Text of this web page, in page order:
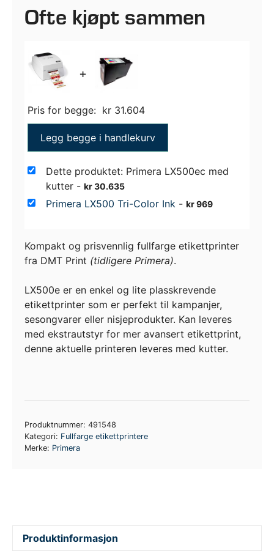
kutter
Ofte kjøpt sammen
+
Pris for begge: kr 31.604
Legg begge i handlekurv
Dette produktet: Primera LX500ec med
kutter - kr30.635
Primera LX500 Tri-Color Ink - kr969
Kompakt og prisvennlig fullfarge etikettprinter
fra DMT Print (tidligere Primera).
LX500e er en enkel og lite plasskrevende
etikettprinter som er perfekt til kampanjer,
sesongvarer eller nisjeprodukter. Kan leveres
med ekstrautstyr for mer avansert etikettprint,
denne aktuelle printeren leveres med kutter.
Produktnummer: 491548
Kategori: Fullfarge etikettprintere
Merke: Primera
Produktinformasjon